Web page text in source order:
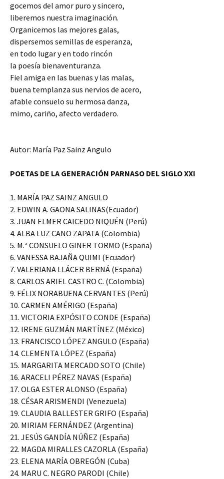
gocemos del amor puro y sincero,
liberemos nuestra imaginación.
Organicemos las mejores galas,
dispersemos semillas de esperanza,
en todo lugar y en todo rincón
la poesía bienaventuranza.
Fiel amiga en las buenas y las malas,
buena templanza sus nervios de acero,
afable consuelo su hermosa danza,
mimo, cariño, afecto verdadero.
Autor: María Paz Sainz Angulo
POETAS DE LA GENERACIÓN PARNASO DEL SIGLO XXI
1. MARÍA PAZ SAINZ ANGULO
2. EDWIN A. GAONA SALINAS(Ecuador)
3. JUAN ELMER CAICEDO NIQUÉN (Perú)
4. ALBA LUZ CANO ZAPATA (Colombia)
5. M.ª CONSUELO GINER TORMO (España)
6. VANESSA BAJAÑA QUIMI (Ecuador)
7. VALERIANA LLÁCER BERNÁ (España)
8. CARLOS ARIEL CASTRO C. (Colombia)
9. FÉLIX NORABUENA CERVANTES (Perú)
10. CARMEN AMÉRIGO (España)
11. VICTORIA EXPÓSITO CONDE (España)
12. IRENE GUZMÁN MARTÍNEZ (México)
13. FRANCISCO LÓPEZ ANGULO (España)
14. CLEMENTA LÓPEZ (España)
15. MARGARITA MERCADO SOTO (Chile)
16. ARACELI PÉREZ NAVAS (España)
17. OLGA ESTER ALONSO (España)
18. CÉSAR ARISMENDI (Venezuela)
19. CLAUDIA BALLESTER GRIFO (España)
20. MIRIAM FERNÁNDEZ (Argentina)
21. JESÚS GANDÍA NÚÑEZ (España)
22. MAGDA MIRALLES CAZORLA (España)
23. ELENA MARÍA OBREGÓN (Cuba)
24. MARU C. NEGRO PARODI (Chile)